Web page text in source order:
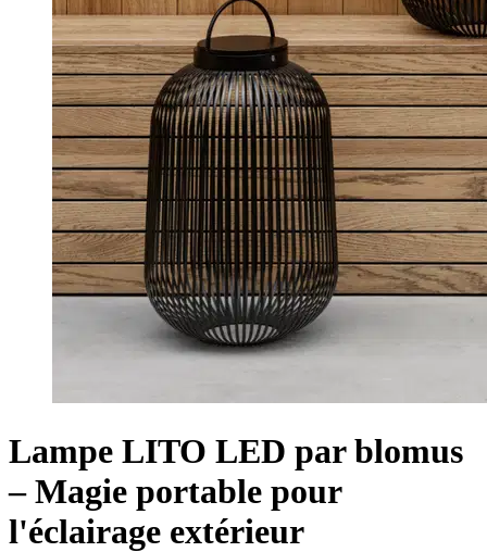
Lampe LITO LED par blomus
– Magie portable pour
l'éclairage extérieur